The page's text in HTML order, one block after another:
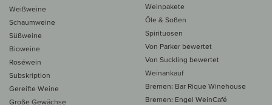
Weißweine
Schaumweine
Süßweine
Bioweine
Roséwein
Subskription
Gereifte Weine
Große Gewächse
Weinpakete
Öle & Soßen
Spirituosen
Von Parker bewertet
Von Suckling bewertet
Weinankauf
Bremen: Bar Rique Winehouse
Bremen: Engel WeinCafé